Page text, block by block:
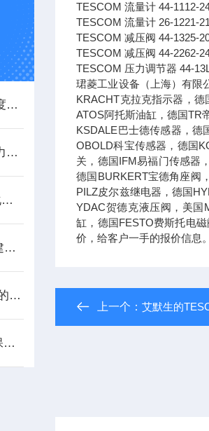
你知道BARKSDALE温度传感器的主要用途吗
BARKSDALE巴士德压力开关常见问题
SIEMENS西门子数字化工业软件产品工程新版NX软件的亮点
德国ICOTEK易科智连建筑机械、农业设备和商用车辆领域的电缆管理
解析KOBOLD温度开关的技术特点
ATOS比例阀的维护和保养需要注意哪些事项？
TESCOM 流量计 44-1112-
TESCOM 流量计 26-1221-
TESCOM 减压阀 44-1325-
TESCOM 减压阀 44-2262-
TESCOM 压力调节器 44-
珺菱工业设备（上海）有限
KRACHT克拉克指示器，
ATOS阿托斯油缸，德国TR
KSDALE巴士德传感器，德
OBOLD科宝传感器，德国
关，德国IFM易福门传感器
德国BURKERT宝德角座阀
PILZ皮尔兹继电器，德国
YDAC贺德克液压阀，美国
缸，德国FESTO费斯托电
价，给客户一手的报价信息。
上一个：艾默生的